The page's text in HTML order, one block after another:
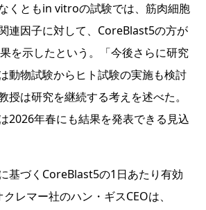
くともin vitroの試験では、筋肉細胞
連因子に対して、CoreBlast5の方が
を示したという。「今後さらに研究
動物試験からヒト試験の実施も検討
授は研究を継続する考えを述べた。
2026年春にも結果を発表できる見込
基づくCoreBlast5の1日あたり有効
レマー社のハン・ギスCEOは、